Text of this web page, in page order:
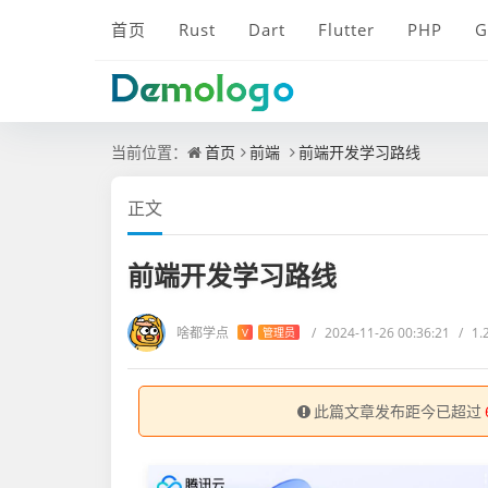
首页 Rust Dart Flutter PHP
当前位置： 首页 前端 前端开发学习路线
正文
前端开发学习路线
啥都学点 V 管理员 / 2024-11-26 00:36:21 /
此篇文章发布距今已超过